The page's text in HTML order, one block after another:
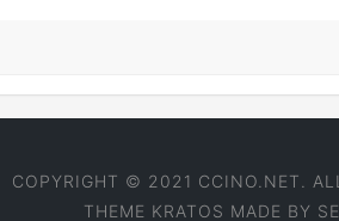
COPYRIGHT © 2021 CCINO.NET.
THEME KRATOS MADE BY